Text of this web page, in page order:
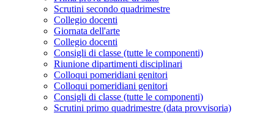
Scrutini secondo quadrimestre
Collegio docenti
Giornata dell'arte
Collegio docenti
Consigli di classe (tutte le componenti)
Riunione dipartimenti disciplinari
Colloqui pomeridiani genitori
Colloqui pomeridiani genitori
Consigli di classe (tutte le componenti)
Scrutini primo quadrimestre (data provvisoria)